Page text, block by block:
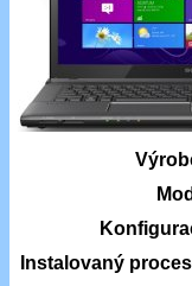
Instalovaný